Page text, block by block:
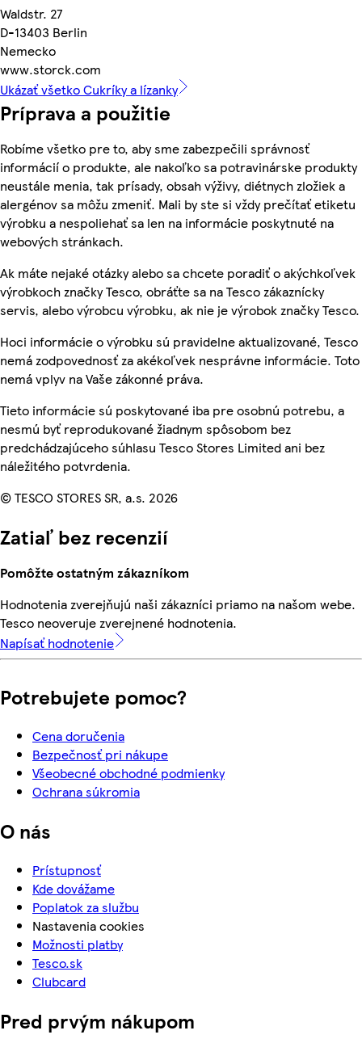
Waldstr. 27
D-13403 Berlin
Nemecko
www.storck.com
Ukázať všetko Cukríky a lízanky
Príprava a použitie
Robíme všetko pre to, aby sme zabezpečili správnosť
informácií o produkte, ale nakoľko sa potravinárske produkty
neustále menia, tak prísady, obsah výživy, diétnych zložiek a
alergénov sa môžu zmeniť. Mali by ste si vždy prečítať etiketu
výrobku a nespoliehať sa len na informácie poskytnuté na
webových stránkach.
Ak máte nejaké otázky alebo sa chcete poradiť o akýchkoľvek
výrobkoch značky Tesco, obráťte sa na Tesco zákaznícky
servis, alebo výrobcu výrobku, ak nie je výrobok značky Tesco.
Hoci informácie o výrobku sú pravidelne aktualizované, Tesco
nemá zodpovednosť za akékoľvek nesprávne informácie. Toto
nemá vplyv na Vaše zákonné práva.
Tieto informácie sú poskytované iba pre osobnú potrebu, a
nesmú byť reprodukované žiadnym spôsobom bez
predchádzajúceho súhlasu Tesco Stores Limited ani bez
náležitého potvrdenia.
© TESCO STORES SR, a.s. 2026
Zatiaľ bez recenzií
Pomôžte ostatným zákazníkom
Hodnotenia zverejňujú naši zákazníci priamo na našom webe.
Tesco neoveruje zverejnené hodnotenia.
Napísať hodnotenie
Potrebujete pomoc?
Cena doručenia
Bezpečnosť pri nákupe
Všeobecné obchodné podmienky
Ochrana súkromia
O nás
Prístupnosť
Kde dovážame
Poplatok za službu
Nastavenia cookies
Možnosti platby
Tesco.sk
Clubcard
Pred prvým nákupom